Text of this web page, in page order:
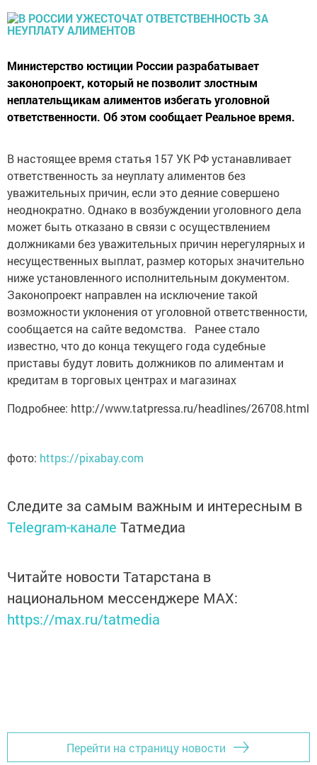
Министерство юстиции России разрабатывает
законопроект, который не позволит злостным
неплательщикам алиментов избегать уголовной
ответственности. Об этом сообщает Реальное время.
В настоящее время статья 157 УК РФ устанавливает
ответственность за неуплату алиментов без
уважительных причин, если это деяние совершено
неоднократно. Однако в возбуждении уголовного дела
может быть отказано в связи с осуществлением
должниками без уважительных причин нерегулярных и
несущественных выплат, размер которых значительно
ниже установленного исполнительным документом.
Законопроект направлен на исключение такой
возможности уклонения от уголовной ответственности,
сообщается на сайте ведомства. Ранее стало
известно, что до конца текущего года судебные
приставы будут ловить должников по алиментам и
кредитам в торговых центрах и магазинах
Подробнее: http://www.tatpressa.ru/headlines/26708.html
фото: https://pixabay.com
Следите за самым важным и интересным в
Telegram-канале Татмедиа
Читайте новости Татарстана в
национальном мессенджере MАХ:
https://max.ru/tatmedia
Перейти на страницу новости